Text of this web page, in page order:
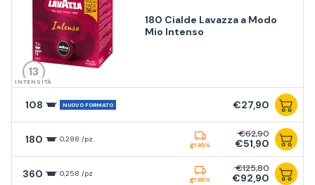
13
INTENSITÀ
180 Cialde Lavazza a Modo
Mio Intenso
108 NUOVO FORMATO €27,90
180 0,288 /pz
gratis
€62,90
€51,90
360 0,258 /pz
gratis
€125,80
€92,90